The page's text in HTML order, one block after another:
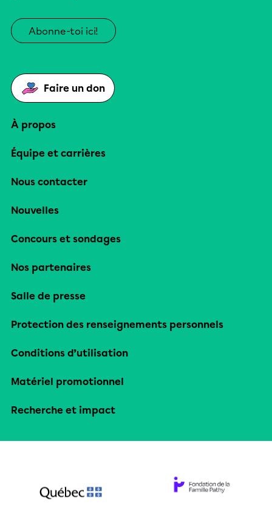
Abonne-toi ici!
Faire un don
À propos
Équipe et carrières
Nous contacter
Nouvelles
Concours et sondages
Nos partenaires
Salle de presse
Protection des renseignements personnels
Conditions d’utilisation
Matériel promotionnel
Recherche et impact